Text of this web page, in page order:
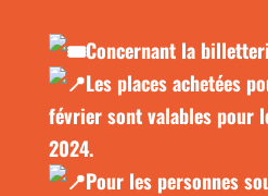
Concernant la
Les places achetées
février sont valables pour
2024.
Pour les personnes